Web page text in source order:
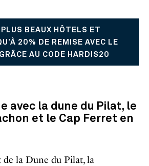
BEAUX HÔTELS ET
20% DE REMISE AVEC LE
AU CODE HARDIS20
avec la dune du Pilat, le
et le Cap Ferret en
de la Dune du Pilat, la